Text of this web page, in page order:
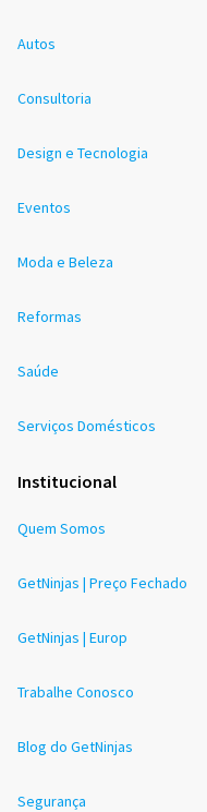
Autos
Consultoria
Design e Tecnologia
Eventos
Moda e Beleza
Reformas
Saúde
Serviços Domésticos
Institucional
Quem Somos
GetNinjas | Preço Fechado
GetNinjas | Europ
Trabalhe Conosco
Blog do GetNinjas
Segurança